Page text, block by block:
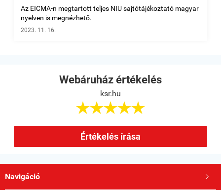
Az EICMA-n megtartott teljes NIU sajtótájékoztató magyar
nyelven is megnézhető.
2023. 11. 16.
Webáruház értékelés
ksr.hu

Értékelés írása
Navigáció 